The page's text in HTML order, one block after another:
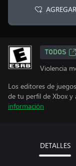
TODOS
Violencia
Los editores de
de tu perfil de Xbox y
información
DETALLES